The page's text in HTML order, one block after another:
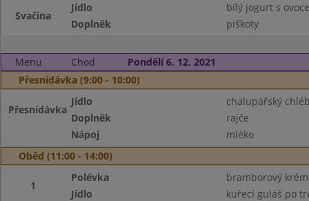
Svačina
Jídlo
bílý jogurt s
Doplněk
piškoty
Menu Chod
Pondělí 6. 12. 2021
Přesnídávka (9:00 - 10:00)
Přesnídávka
Jídlo
chalupářský
Doplněk
rajče
Nápoj
mléko
Oběd (11:00 - 14:00)
1
Polévka
bramborový krém
Jídlo
kuřecí guláš po